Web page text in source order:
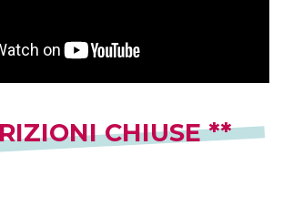
CHIUSE **